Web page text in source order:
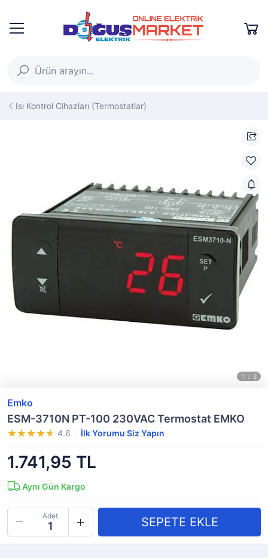
Isı Kontrol Cihazları (Termostatlar)
Emko
ESM-3710N PT-100 230VAC Termostat EMKO
4.6 İlk Yorumu Siz Yapın
1.741,95 TL
Aynı Gün Kargo
Adet